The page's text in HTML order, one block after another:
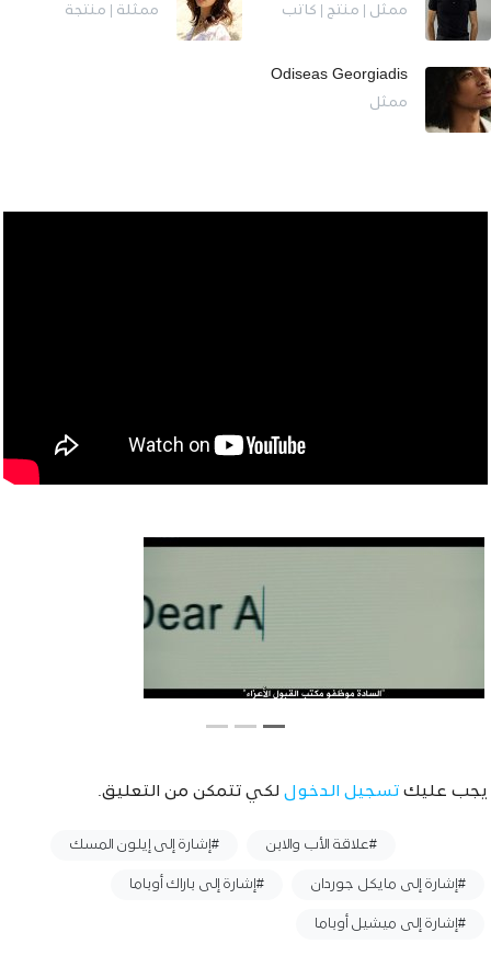
ممثل | منتج | كاتب ممثلة | منتجة
Odiseas Georgiadis
ممثل
يجب عليك تسجيل الدخول لكي تتمكن من التعليق.
#علاقة الأب والابن #إشارة إلى إيلون المسك
#إشارة إلى مايكل جوردان #إشارة إلى باراك أوباما
#إشارة إلى ميشيل أوباما